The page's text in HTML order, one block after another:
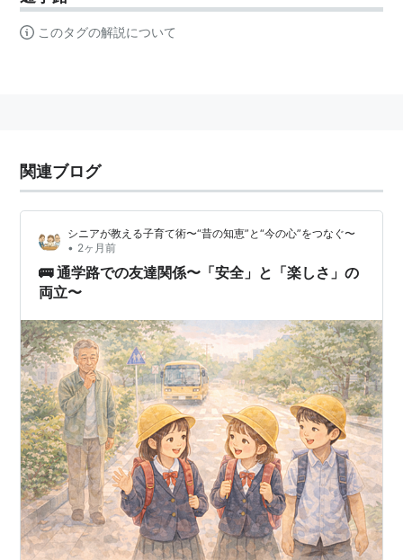
このタグの解説について
関連ブログ
シニアが教える子育て術〜“昔の知恵”と“今の心”をつなぐ〜
• 2ヶ月前
🚌 通学路での友達関係〜「安全」と「楽しさ」の
両立〜